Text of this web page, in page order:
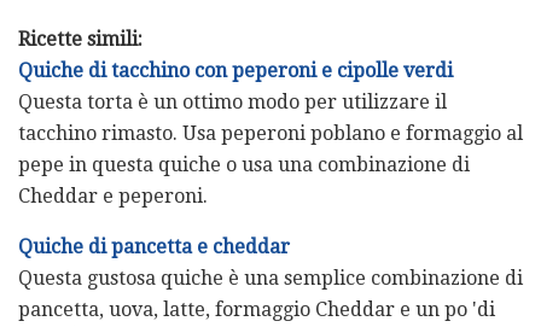
Ricette simili:
Quiche di tacchino con peperoni e cipolle verdi
Questa torta è un ottimo modo per utilizzare il
tacchino rimasto. Usa peperoni poblano e formaggio al
pepe in questa quiche o usa una combinazione di
Cheddar e peperoni.
Quiche di pancetta e cheddar
Questa gustosa quiche è una semplice combinazione di
pancetta, uova, latte, formaggio Cheddar e un po 'di